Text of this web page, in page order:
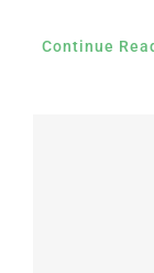
Continue